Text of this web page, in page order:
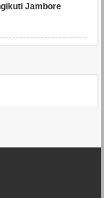
Jambore